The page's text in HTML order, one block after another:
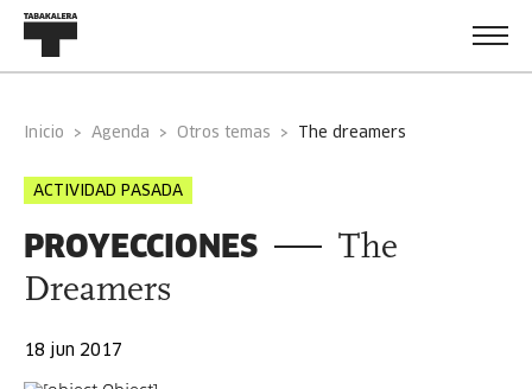
Inicio Agenda Otros temas the dreamers
ACTIVIDAD PASADA
PROYECCIONES
The
Dreamers
18 jun 2017